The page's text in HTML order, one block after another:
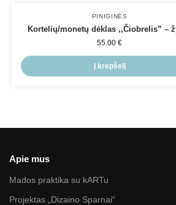
PINIGINĖS
Kortelių/monetų dėklas ,,Čiobrelis” –
55.00€
Į krepšelį
Apie mus
Mados praktika su kARTu
Projektas „Dizaino Sparnai“